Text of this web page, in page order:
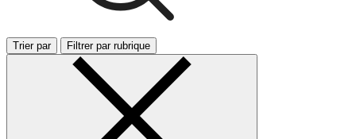
Trier par Filtrer par rubrique